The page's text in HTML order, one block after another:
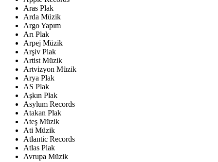
Aras Plak
Arda Müzik
Argo Yapım
Arı Plak
Arpej Müzik
Arşiv Plak
Artist Müzik
Artvizyon Müzik
Arya Plak
AS Plak
Aşkın Plak
Asylum Records
Atakan Plak
Ateş Müzik
Ati Müzik
Atlantic Records
Atlas Plak
Avrupa Müzik